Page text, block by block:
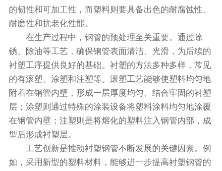
的韧性和可加工性，而塑料则要具备出色的耐腐蚀性、
耐磨性和抗老化性能。
在生产过程中，钢管的预处理至关重要。通过除
锈、除油等工艺，确保钢管表面清洁、光滑，为后续的
衬塑工序提供良好的基础。衬塑的方法多种多样，常见
的有滚塑、涂塑和注塑等。滚塑工艺能够使塑料均匀地
附着在钢管内壁，形成一层厚度均匀、结合牢固的衬塑
层；涂塑则通过特殊的涂装设备将塑料涂料均匀地涂覆
在钢管内壁；注塑则是将熔化的塑料注入钢管内部，成
型后形成衬塑层。
工艺创新是推动衬塑钢管不断发展的关键因素。例
如，采用新型的塑料材料，能够进一步提高衬塑钢管的